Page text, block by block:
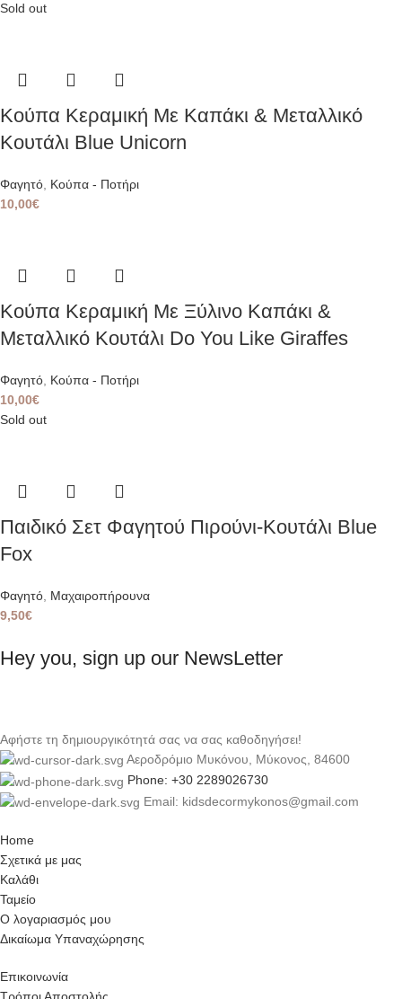
Sold out
Κούπα Κεραμική Με Καπάκι & Μεταλλικό
Κουτάλι Blue Unicorn
Φαγητό Κούπα - Ποτήρι
10,00€
Κούπα Κεραμική Με Ξύλινο Καπάκι &
Μεταλλικό Κουτάλι Do You Like Giraffes
Φαγητό Κούπα - Ποτήρι
10,00€
Sold out
Παιδικό Σετ Φαγητού Πιρούνι-Κουτάλι Blue
Fox
Φαγητό Μαχαιροπήρουνα
9,50€
Hey you, sign up our NewsLetter
Αφήστε τη δημιουργικότητά σας να σας καθοδηγήσει!
Αεροδρόμιο Μυκόνου, Μύκονος, 84600
Phone: +30 2289026730
Email: kidsdecormykonos@gmail.com
Home
Σχετικά με μας
Καλάθι
Ταμείο
Ο λογαριασμός μου
Δικαίωμα Υπαναχώρησης
Επικοινωνία